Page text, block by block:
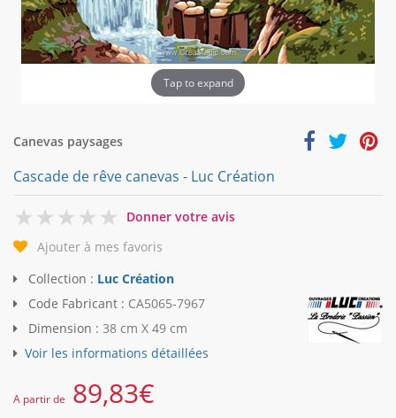
Tap to expand
Canevas paysages
Cascade de rêve canevas - Luc Création
0
Donner votre avis
Ajouter à mes favoris
Collection : Luc Création
Code Fabricant : CA5065-7967
Dimension : 38 cm X 49 cm
Voir les informations détaillées
A partir de 89,83€